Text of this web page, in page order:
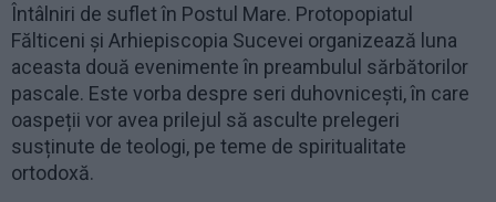
Întâlniri de suflet în Postul Mare. Protopopiatul
Fălticeni și Arhiepiscopia Sucevei organizează luna
aceasta două evenimente în preambulul sărbătorilor
pascale. Este vorba despre seri duhovnicești, în care
oaspeții vor avea prilejul să asculte prelegeri
susținute de teologi, pe teme de spiritualitate
ortodoxă.